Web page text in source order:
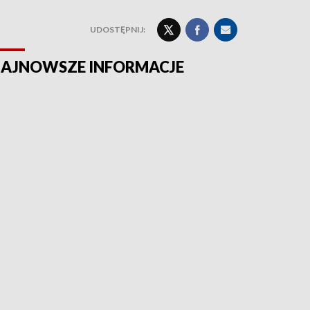
UDOSTĘPNIJ:
INFORMACJE